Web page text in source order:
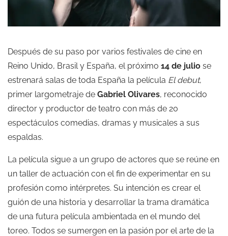
Después de su paso por varios festivales de cine en
Reino Unido, Brasil y España, el próximo 14 de julio se
estrenará salas de toda España la película El debut,
primer largometraje de Gabriel Olivares, reconocido
director y productor de teatro con más de 20
espectáculos comedias, dramas y musicales a sus
espaldas.
La película sigue a un grupo de actores que se reúne en
un taller de actuación con el fin de experimentar en su
profesión como intérpretes. Su intención es crear el
guión de una historia y desarrollar la trama dramática
de una futura película ambientada en el mundo del
toreo. Todos se sumergen en la pasión por el arte de la